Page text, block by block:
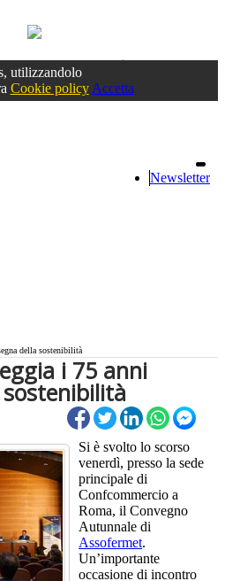
Accedioppure registrati
utilizzandolo
Cookie policy Accetta
Newsletter
della sostenibilità
i 75 anni
Si è svolto lo scorso
venerdì, presso la sede
principale di
Confcommercio a
Roma, il Convegno
Autunnale di
Assofermet.
Un’importante
occasione di incontro